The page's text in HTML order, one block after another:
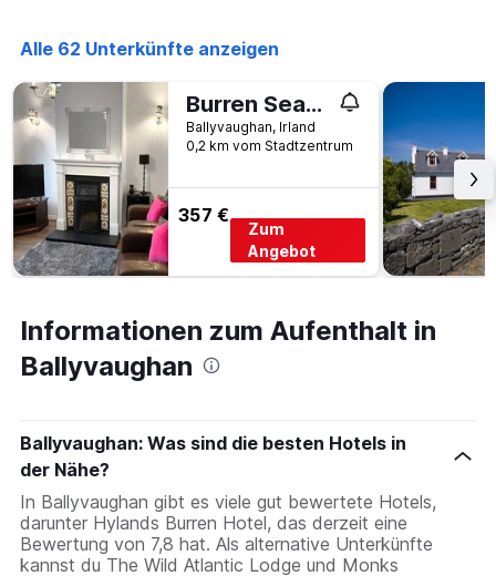
Alle 62 Unterkünfte anzeigen
Burren Seaside Lodge / 8 pax
Ballyvaughan, Irland
0,2 km vom Stadtzentrum
357 €
Zum
Angebot
Informationen zum Aufenthalt in
Ballyvaughan
Ballyvaughan: Was sind die besten Hotels in
der Nähe?
In Ballyvaughan gibt es viele gut bewertete Hotels,
darunter Hylands Burren Hotel, das derzeit eine
Bewertung von 7,8 hat. Als alternative Unterkünfte
kannst du The Wild Atlantic Lodge und Monks